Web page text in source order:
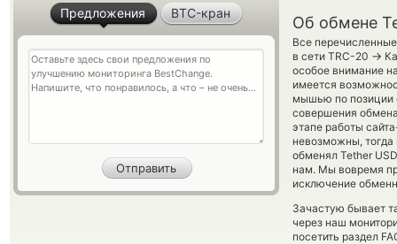
Об обмене
Все
в сети TRC-20 →
особое внимание
имеется
мышью по позиции
совершения
этапе работы
невозможны,
обменял Tether
нам. Мы вовремя
исключение
Зачастую бывает
через наш
посетить раздел
Предложения BTC-кран